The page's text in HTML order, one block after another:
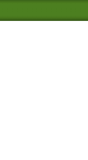
ール配信を登録す